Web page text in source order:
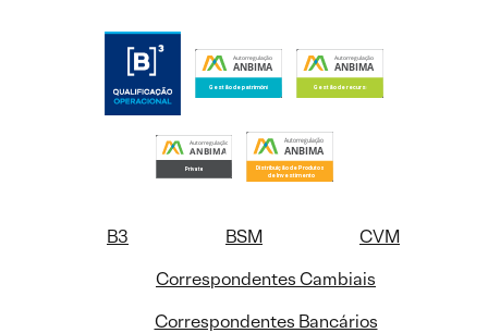
B3 BSM
CVM
Correspondentes Cambiais
Correspondentes Bancários